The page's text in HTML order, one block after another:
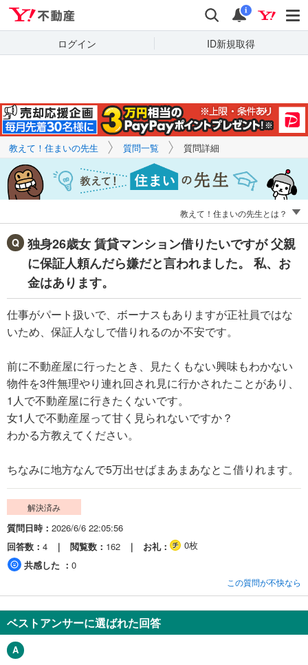
検索 通知
i
ログイン ID新規取得
キーワードで
質問を探す
教えて！住まいの先生 質問一覧 質問詳細
教えて！住まいの先生とは？
独身26歳女 賃貸マンション借りたいですが 父親
に保証人頼んだら嫌だと言われました。 私、お
金はあります。
仕事がパート扱いで、ボーナスもありますが正社員ではな
いため、保証人なしで借りれるのか不安です。
前に不動産屋に行ったとき、見たくもない興味もわかない
物件を3件無理やり連れ回され見に行かされたことがあり、
1人で不動産屋に行きたくないです。
女1人で不動産屋って甘く見られないですか？
わかる方教えてください。
ちなみに地方なんで5万出せばまあまあなとこ借りれます。
解決済み
質問日時
2026/6/6 22:05:56
回答数
4 閲覧数 162 お礼
0枚
共感した
0
この質問が不快なら
ベストアンサーに選ばれた回答